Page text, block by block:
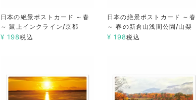
日本の絶景ポストカード ～春
～ 蹴上インクライン/京都
¥ 198税込
日本の絶景ポストカード ～春
～ 春の新倉山浅間公園/山梨
¥ 198税込